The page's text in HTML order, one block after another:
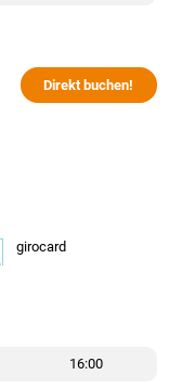
Direkt buchen!
girocard
16:00